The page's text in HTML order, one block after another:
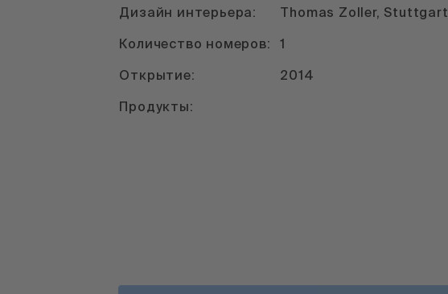
Дизайн интерьера: Thomas Zoller, Stuttgart
Количество номеров: 1
Открытие: 2014
Продукты: